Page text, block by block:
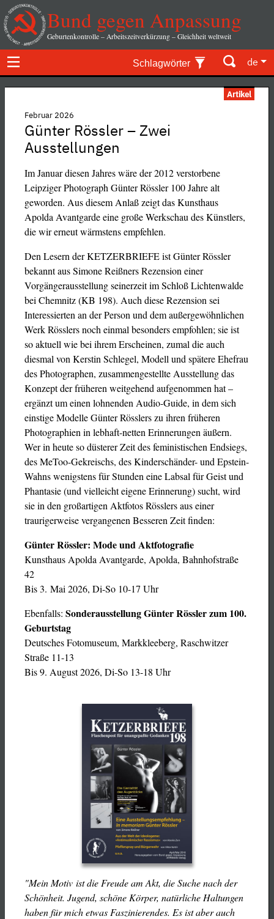
Bund gegen Anpassung
Geburtenkontrolle – Arbeitszeitverkürzung – Gleichheit weltweit
Schlagwörter de
Artikel
Februar 2026
Günter Rössler – Zwei
Ausstellungen
Im Januar diesen Jahres wäre der 2012 verstorbene
Leipziger Photograph Günter Rössler 100 Jahre alt
geworden. Aus diesem Anlaß zeigt das Kunsthaus
Apolda Avantgarde eine große Werkschau des Künstlers,
die wir erneut wärmstens empfehlen.
Den Lesern der KETZERBRIEFE ist Günter Rössler
bekannt aus Simone Reißners Rezension einer
Vorgängerausstellung seinerzeit im Schloß Lichtenwalde
bei Chemnitz (KB 198). Auch diese Rezension sei
Interessierten an der Person und dem außergewöhnlichen
Werk Rösslers noch einmal besonders empfohlen; sie ist
so aktuell wie bei ihrem Erscheinen, zumal die auch
diesmal von Kerstin Schlegel, Modell und spätere Ehefrau
des Photographen, zusammengestellte Ausstellung das
Konzept der früheren weitgehend aufgenommen hat –
ergänzt um einen lohnenden Audio-Guide, in dem sich
einstige Modelle Günter Rösslers zu ihren früheren
Photographien in lebhaft-netten Erinnerungen äußern.
Wer in heute so düsterer Zeit des feministischen Endsiegs,
des MeToo-Gekreischs, des Kinderschänder- und Epstein-
Wahns wenigstens für Stunden eine Labsal für Geist und
Phantasie (und vielleicht eigene Erinnerung) sucht, wird
sie in den großartigen Aktfotos Rösslers aus einer
traurigerweise vergangenen Besseren Zeit finden:
Günter Rössler: Mode und Aktfotografie
Kunsthaus Apolda Avantgarde, Apolda, Bahnhofstraße
42
Bis 3. Mai 2026, Di-So 10-17 Uhr
Ebenfalls: Sonderausstellung Günter Rössler zum 100.
Geburtstag
Deutsches Fotomuseum, Markkleeberg, Raschwitzer
Straße 11-13
Bis 9. August 2026, Di-So 13-18 Uhr
"Mein Motiv ist die Freude am Akt, die Suche nach der
Schönheit. Jugend, schöne Körper, natürliche Haltungen
haben für mich etwas Faszinierendes. Es ist aber auch